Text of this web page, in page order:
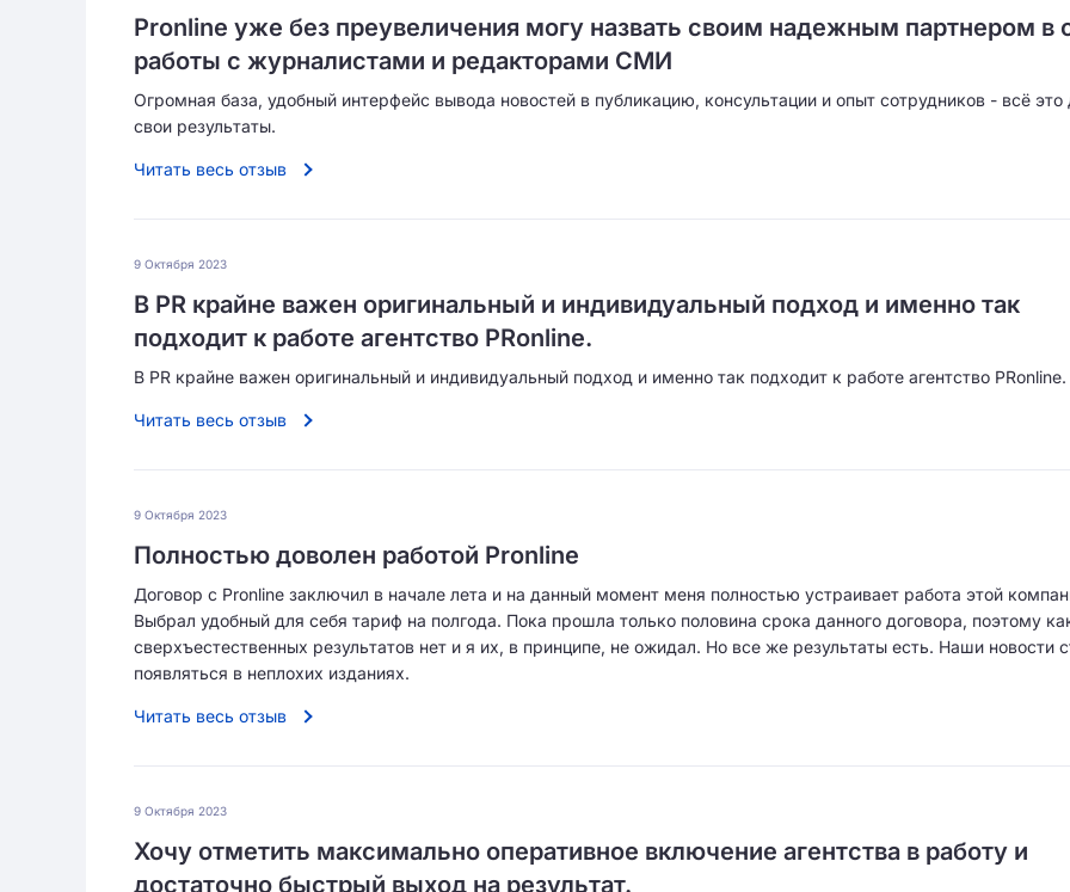
Pronline уже без преувеличения могу назвать своим надежным партнером в
работы с журналистами и редакторами СМИ
Огромная база, удобный интерфейс вывода новостей в публикацию, консультации и опыт сотрудников - всё это
свои результаты.
Читать весь отзыв
9 Октября 2023
В PR крайне важен оригинальный и индивидуальный подход и именно так
подходит к работе агентство PRonline.
В PR крайне важен оригинальный и индивидуальный подход и именно так подходит к работе агентство PRonline.
Читать весь отзыв
9 Октября 2023
Полностью доволен работой Pronline
Договор с Pronline заключил в начале лета и на данный момент меня полностью устраивает работа этой
Выбрал удобный для себя тариф на полгода. Пока прошла только половина срока данного договора, поэтому
сверхъестественных результатов нет и я их, в принципе, не ожидал. Но все же результаты есть. Наши новости
появляться в неплохих изданиях.
Читать весь отзыв
9 Октября 2023
Хочу отметить максимально оперативное включение агентства в работу и
достаточно быстрый выход на результат.